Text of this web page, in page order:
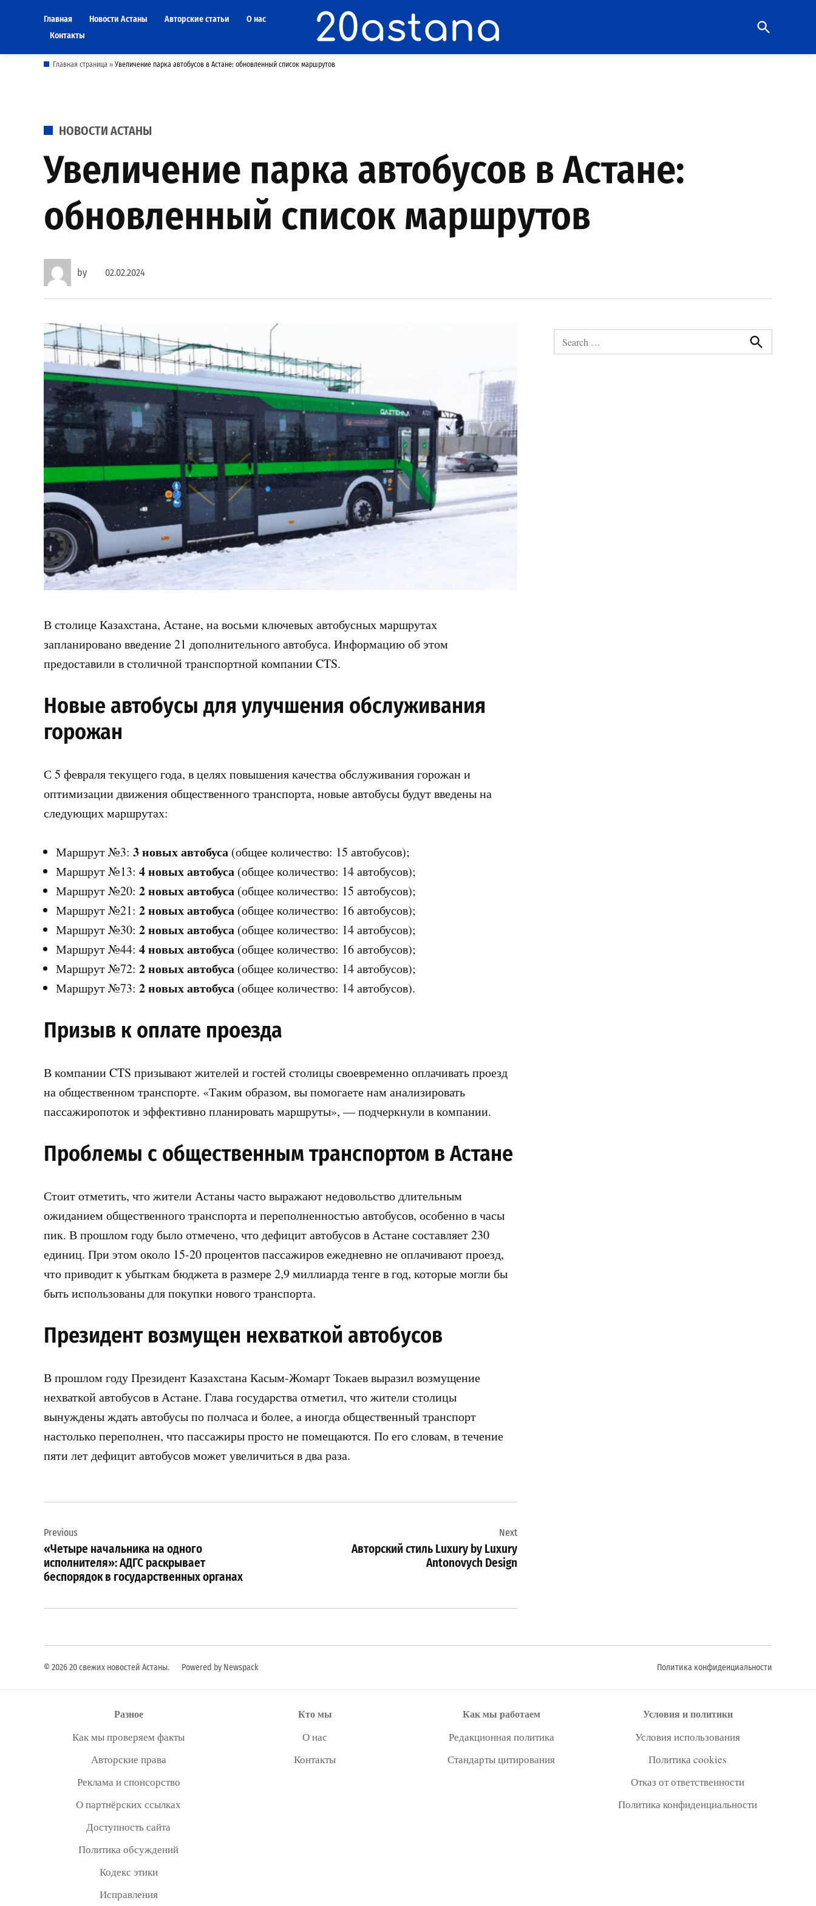
Главная Новости Астаны Авторские статьи
О нас
Контакты
Open
Search
Главная страница » Увеличение парка автобусов в Астане: обновленный список маршрутов
POSTED
НОВОСТИ АСТАНЫ
Увеличение парка автобусов в Астане:
обновленный список маршрутов
by 02.02.2024
В столице Казахстана, Астане, на восьми ключевых автобусных маршрутах
запланировано введение 21 дополнительного автобуса. Информацию об этом
предоставили в столичной транспортной компании CTS.
Новые автобусы для улучшения обслуживания
горожан
С 5 февраля текущего года, в целях повышения качества обслуживания горожан и
оптимизации движения общественного транспорта, новые автобусы будут введены на
следующих маршрутах:
Маршрут №3: 3 новых автобуса (общее количество: 15 автобусов);
Маршрут №13: 4 новых автобуса (общее количество: 14 автобусов);
Маршрут №20: 2 новых автобуса (общее количество: 15 автобусов);
Маршрут №21: 2 новых автобуса (общее количество: 16 автобусов);
Маршрут №30: 2 новых автобуса (общее количество: 14 автобусов);
Маршрут №44: 4 новых автобуса (общее количество: 16 автобусов);
Маршрут №72: 2 новых автобуса (общее количество: 14 автобусов);
Маршрут №73: 2 новых автобуса (общее количество: 14 автобусов).
Призыв к оплате проезда
В компании CTS призывают жителей и гостей столицы своевременно оплачивать проезд
на общественном транспорте. «Таким образом, вы помогаете нам анализировать
пассажиропоток и эффективно планировать маршруты», — подчеркнули в компании.
Проблемы с общественным транспортом в Астане
Стоит отметить, что жители Астаны часто выражают недовольство длительным
ожиданием общественного транспорта и переполненностью автобусов, особенно в часы
пик. В прошлом году было отмечено, что дефицит автобусов в Астане составляет 230
единиц. При этом около 15-20 процентов пассажиров ежедневно не оплачивают проезд,
что приводит к убыткам бюджета в размере 2,9 миллиарда тенге в год, которые могли бы
быть использованы для покупки нового транспорта.
Президент возмущен нехваткой автобусов
В прошлом году Президент Казахстана Касым-Жомарт Токаев выразил возмущение
нехваткой автобусов в Астане. Глава государства отметил, что жители столицы
вынуждены ждать автобусы по полчаса и более, а иногда общественный транспорт
настолько переполнен, что пассажиры просто не помещаются. По его словам, в течение
пяти лет дефицит автобусов может увеличиться в два раза.
по
записям
Previous
«Четыре начальника на одного
исполнителя»: АДГС раскрывает
беспорядок в государственных органах
Next
Авторский стиль Luxury by Luxury
Antonovych Design
Search
for:
Search
© 2026 20 свежих новостей Астаны. Powered by Newspack Политика конфиденциальности
Разное
Как мы проверяем факты
Авторские права
Реклама и спонсорство
О партнёрских ссылках
Доступность сайта
Политика обсуждений
Кодекс этики
Исправления
Кто мы
О нас
Контакты
Как мы работаем
Редакционная политика
Стандарты цитирования
Условия и политики
Условия использования
Политика cookies
Отказ от ответственности
Политика конфиденциальности